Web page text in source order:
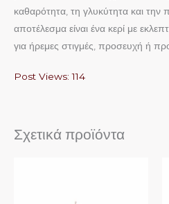
καθαρότητα, τη γλυκύτητα και την
αποτέλεσμα είναι ένα κερί με
για ήρεμες στιγμές, προσευχή ή
Post Views: 114
Σχετικά προϊόντα